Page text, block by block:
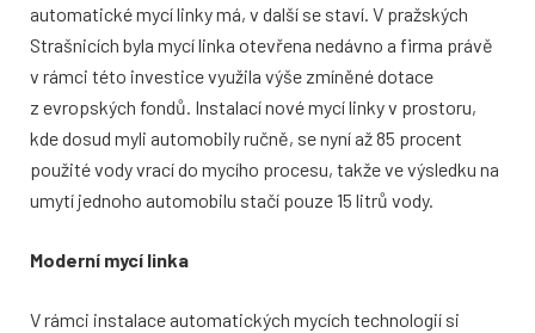
automatické mycí linky má, v další se staví. V pražských
Strašnicích byla mycí linka otevřena nedávno a firma právě
v rámci této investice využila výše zmíněné dotace
z evropských fondů. Instalací nové mycí linky v prostoru,
kde dosud myli automobily ručně, se nyní až 85 procent
použité vody vrací do mycího procesu, takže ve výsledku na
umytí jednoho automobilu stačí pouze 15 litrů vody.
Moderní mycí linka
V rámci instalace automatických mycích technologií si